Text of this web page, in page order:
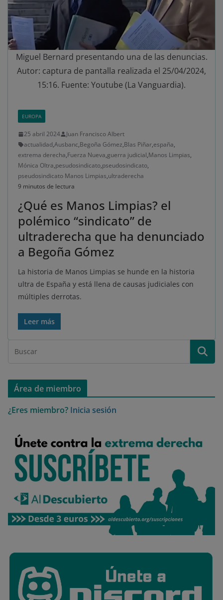
Miguel Bernard presentando una de las denuncias.
Autor: captura de pantalla realizada el 25/04/2024,
15:16. Fuente: Youtube (La Vanguardia).
EUROPA
25 abril 2024
Juan Francisco Albert
actualidad,Ausbanc,Begoña Gómez,Blas Piñar,españa,
extrema derecha,Fuerza Nueva,guerra judicial,Manos Limpias,
Mónica Oltra,pesudosindicato,pseudosindicato,
pseudosindicato Manos Limpias,ultraderecha
9 minutos de lectura
¿Qué es Manos Limpias? el
polémico “sindicato” de
ultraderecha que ha denunciado
a Begoña Gómez
La historia de Manos Limpias se hunde en la historia
ultra de España y está llena de causas judiciales con
múltiples derrotas.
Leer más
Área de miembro
¿Eres miembro? Inicia sesión